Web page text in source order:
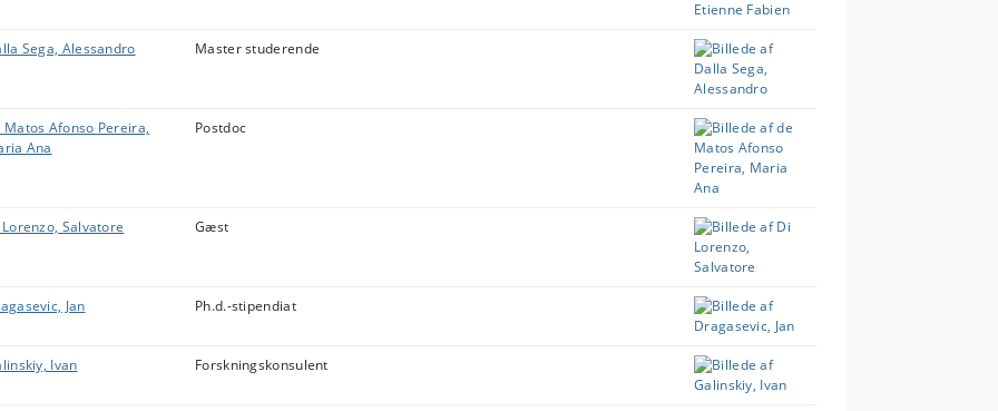
Sega, Alessandro Master studerende
Matos Afonso Pereira,
Ana
Postdoc
Salvatore Gæst
Jan Ph.d.-stipendiat
Ivan Forskningskonsulent